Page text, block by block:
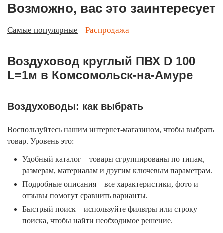
Возможно, вас это заинтересует
Самые популярные Распродажа
Воздуховод круглый ПВХ D 100
L=1м в Комсомольск-на-Амуре
Воздуховоды: как выбрать
Воспользуйтесь нашим интернет-магазином, чтобы выбрать
товар. Уровень это:
Удобный каталог – товары сгруппированы по типам,
размерам, материалам и другим ключевым параметрам.
Подробные описания – все характеристики, фото и
отзывы помогут сравнить варианты.
Быстрый поиск – используйте фильтры или строку
поиска, чтобы найти необходимое решение.